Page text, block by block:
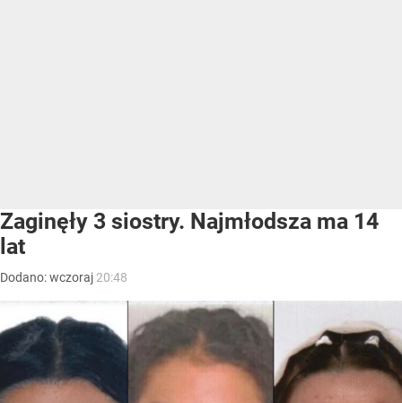
Zaginęły 3 siostry. Najmłodsza ma 14
lat
Dodano:wczoraj 20:48